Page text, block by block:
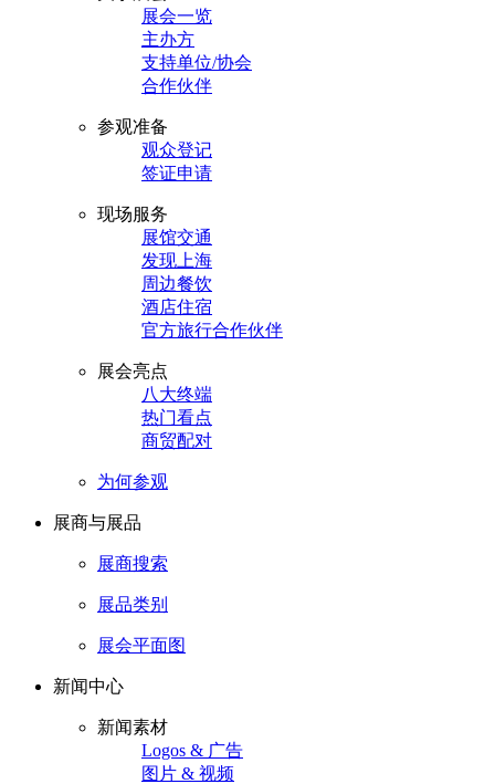
展会一览
主办方
支持单位/协会
合作伙伴
参观准备
观众登记
签证申请
现场服务
展馆交通
发现上海
周边餐饮
酒店住宿
官方旅行合作伙伴
展会亮点
八大终端
热门看点
商贸配对
为何参观
展商与展品
展商搜索
展品类别
展会平面图
新闻中心
新闻素材
Logos & 广告
图片 & 视频